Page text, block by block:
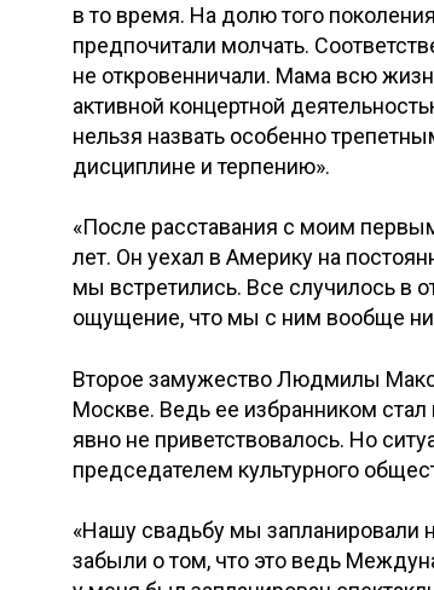
в то время. На долю того
предпочитали молчать.
не откровенничали. Мама всю
активной концертной
нельзя назвать особенно
дисциплине и терпению».
«После расставания с моим
лет. Он уехал в Америку на
мы встретились. Все случилось в
ощущение, что мы с ним вообще
Второе замужество Людмилы
Москве. Ведь ее избранником
явно не приветствовалось. Но
председателем культурного
«Нашу свадьбу мы
забыли о том, что это ведь